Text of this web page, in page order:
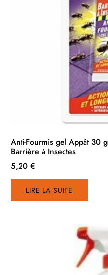
Anti-Fourmis gel Appât 30 g
Barrière à Insectes
5,20€
LIRE LA SUITE